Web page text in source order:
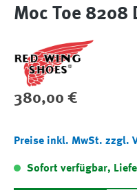
Moc Toe 8208
Regulärer Preis:
380,00 €
Preise inkl. MwSt. zzgl.
Sofort verfügbar,